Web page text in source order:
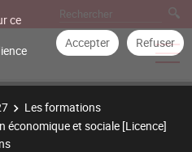
ce
Accepter Refuser
Les formations
économique et sociale [Licence]